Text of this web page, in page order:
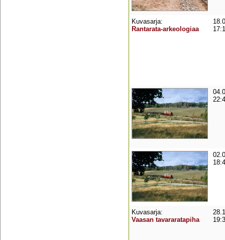
Kuvasarja:
Rantarata-arkeologiaa
Kuvasarja:
Vaasan tavararatapiha